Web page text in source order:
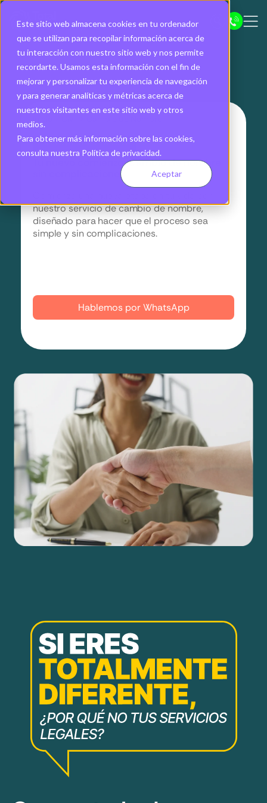
Este sitio web almacena cookies en tu ordenador
que se utilizan para recopilar información acerca de
tu interacción con nuestro sitio web y nos permite
recordarte. Usamos esta información con el fin de
mejorar y personalizar tu experiencia de navegación
y para generar analíticas y métricas acerca de
nuestros visitantes en este sitio web y otros
medios.
Para obtener más información sobre las cookies,
consulta nuestra Política de privacidad.
Aceptar
Inicio
Cambio de nombre
Tu nuevo comienzo: Cambio de nombre
sin complicaciones
nuestro servicio de cambio de nombre,
diseñado para hacer que el proceso sea
simple y sin complicaciones.
Hablemos por WhatsApp